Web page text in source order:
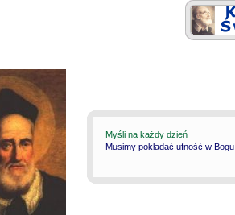
Myśli na każdy dzień
Musimy pokładać ufność w